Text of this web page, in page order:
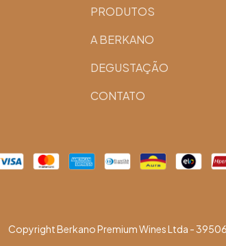
PRODUTOS
A BERKANO
DEGUSTAÇÃO
CONTATO
Copyright Berkano Premium Wines Ltda -